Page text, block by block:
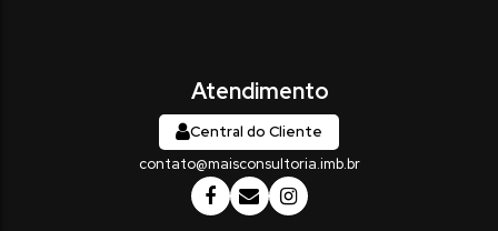
Central do Cliente
contato@maisconsultoria.imb.br